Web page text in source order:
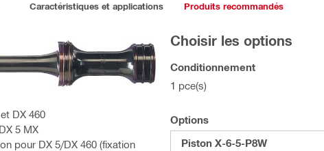
Caractéristiques et applications Produits recommandés
DX 460
5 MX
pour DX 5/DX 460 (fixation
Choisir les options
Conditionnement
1 pce(s)
Options
Piston X-6-5-P8W